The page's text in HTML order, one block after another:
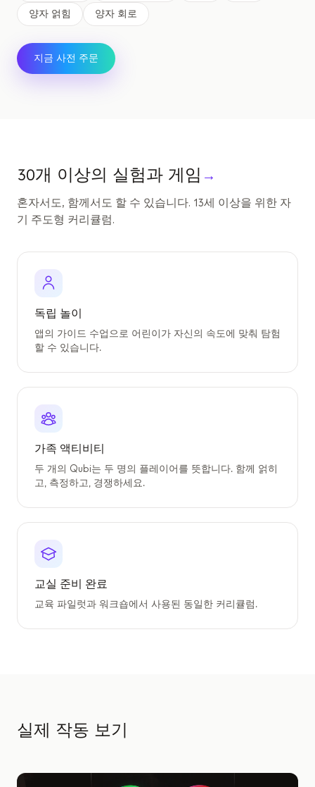
양자 얽힘 양자 회로
지금 사전 주문
30개 이상의 실험과 게임 →
혼자서도, 함께서도 할 수 있습니다. 13세 이상을 위한 자
기 주도형 커리큘럼.
독립 놀이
앱의 가이드 수업으로 어린이가 자신의 속도에 맞춰 탐험
할 수 있습니다.
가족 액티비티
두 개의 Qubi는 두 명의 플레이어를 뜻합니다. 함께 얽히
고, 측정하고, 경쟁하세요.
교실 준비 완료
교육 파일럿과 워크숍에서 사용된 동일한 커리큘럼.
실제 작동 보기